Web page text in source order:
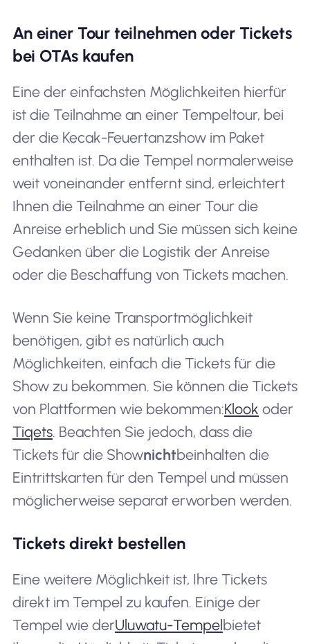
An einer Tour teilnehmen oder Tickets
bei OTAs kaufen
Eine der einfachsten Möglichkeiten hierfür
ist die Teilnahme an einer Tempeltour, bei
der die Kecak-Feuertanzshow im Paket
enthalten ist. Da die Tempel normalerweise
weit voneinander entfernt sind, erleichtert
Ihnen die Teilnahme an einer Tour die
Anreise erheblich und Sie müssen sich keine
Gedanken über die Logistik der Anreise
oder die Beschaffung von Tickets machen.
Wenn Sie keine Transportmöglichkeit
benötigen, gibt es natürlich auch
Möglichkeiten, einfach die Tickets für die
Show zu bekommen. Sie können die Tickets
von Plattformen wie bekommen:Klook oder
Tiqets. Beachten Sie jedoch, dass die
Tickets für die Shownichtbeinhalten die
Eintrittskarten für den Tempel und müssen
möglicherweise separat erworben werden.
Tickets direkt bestellen
Eine weitere Möglichkeit ist, Ihre Tickets
direkt im Tempel zu kaufen. Einige der
Tempel wie derUluwatu-Tempelbietet